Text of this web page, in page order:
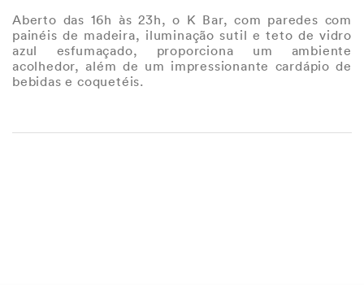
Aberto das 16h às 23h, o K Bar, com paredes com
painéis de madeira, iluminação sutil e teto de vidro
azul esfumaçado, proporciona um ambiente
acolhedor, além de um impressionante cardápio de
bebidas e coquetéis.